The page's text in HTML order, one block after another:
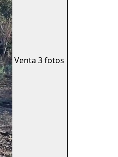
Venta 3 fotos